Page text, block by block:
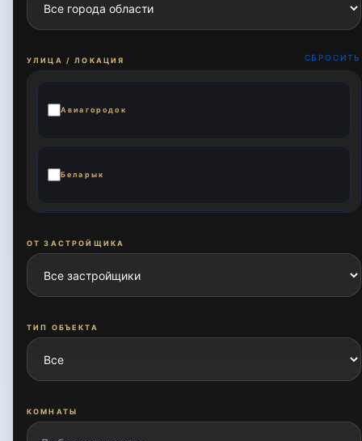
УЛИЦА / ЛОКАЦИЯ СБРОСИТЬ
Авиагородок
Беларык
Богзор
ОТ ЗАСТРОЙЩИКА
ТИП ОБЪЕКТА
КОМНАТЫ